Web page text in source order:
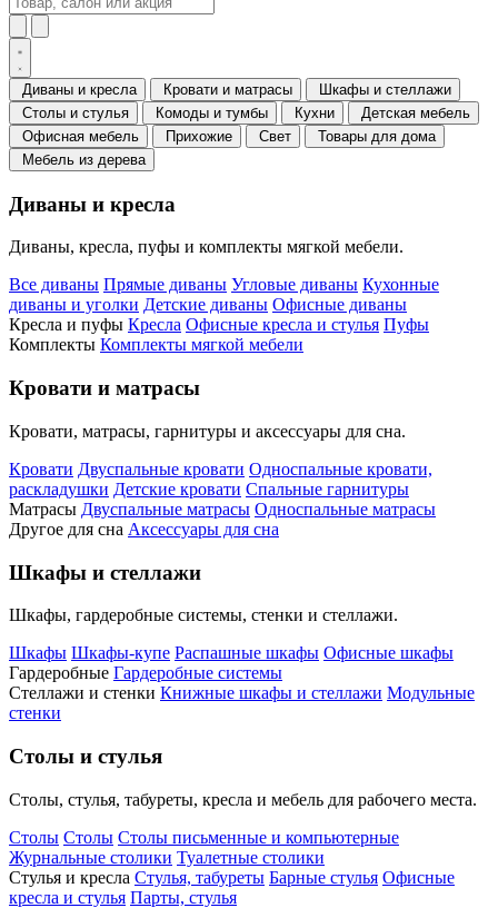
Диваны и кресла Кровати и матрасы
Шкафы и стеллажи
Столы и стулья
Комоды и тумбы Кухни
Детская мебель
Офисная мебель
Прихожие Свет
Товары для дома
Мебель из дерева
Диваны и кресла
Диваны, кресла, пуфы и комплекты мягкой мебели.
Все диваны Прямые диваны Угловые диваны Кухонные
диваны и уголки Детские диваны Офисные диваны
Кресла и пуфы Кресла Офисные кресла и стулья Пуфы
Комплекты Комплекты мягкой мебели
Кровати и матрасы
Кровати, матрасы, гарнитуры и аксессуары для сна.
Кровати Двуспальные кровати Односпальные кровати,
раскладушки Детские кровати Спальные гарнитуры
Матрасы Двуспальные матрасы Односпальные матрасы
Другое для сна Аксессуары для сна
Шкафы и стеллажи
Шкафы, гардеробные системы, стенки и стеллажи.
Шкафы Шкафы-купе Распашные шкафы Офисные шкафы
Гардеробные Гардеробные системы
Стеллажи и стенки Книжные шкафы и стеллажи Модульные
стенки
Столы и стулья
Столы, стулья, табуреты, кресла и мебель для рабочего места.
Столы Столы Столы письменные и компьютерные
Журнальные столики Туалетные столики
Стулья и кресла Стулья, табуреты Барные стулья Офисные
кресла и стулья Парты, стулья